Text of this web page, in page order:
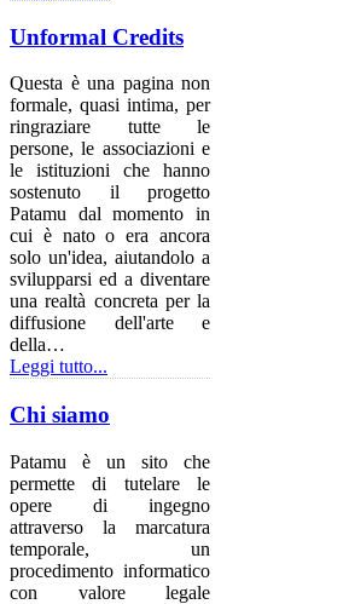
Unformal Credits
Questa è una pagina non
formale, quasi intima, per
ringraziare tutte le
persone, le associazioni e
le istituzioni che hanno
sostenuto il progetto
Patamu dal momento in
cui è nato o era ancora
solo un'idea, aiutandolo a
svilupparsi ed a diventare
una realtà concreta per la
diffusione dell'arte e
della…
Leggi tutto...
Chi siamo
Patamu è un sito che
permette di tutelare le
opere di ingegno
attraverso la marcatura
temporale, un
procedimento informatico
con valore legale